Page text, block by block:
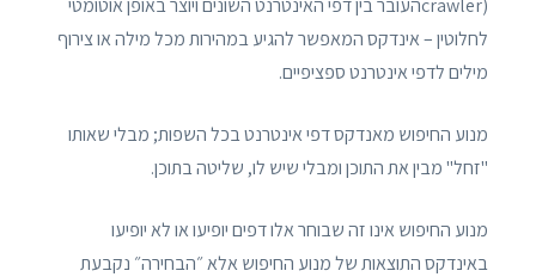
(crawlerהעובר בין דפי האינטרנט השונים ויוצר באופן אוטומטי
לחלוטין – אינדקס המאפשר להגיע במהירות מכל מילה או צירוף
מילים לדפי אינטרנט ספציפיים.
מנוע החיפוש מאנדקס דפי אינטרנט בכל השפות; מבלי שאותו
"זחל" מבין את התוכן ומבלי שיש לו, שליטה בתוכן.
מנוע החיפוש אינו זה שבוחר אלו דפים יופיעו או לא יופיעו
באינדקס התוצאות של מנוע החיפוש אלא ״הבחירה״ נקבעת